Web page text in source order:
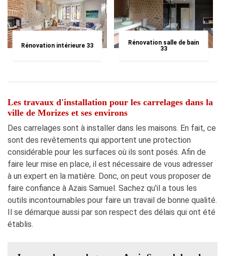
Rénovation intérieure 33
Rénovation salle de bain
33
Les travaux d'installation pour les carrelages dans la
ville de Morizes et ses environs
Des carrelages sont à installer dans les maisons. En fait, ce
sont des revêtements qui apportent une protection
considérable pour les surfaces où ils sont posés. Afin de
faire leur mise en place, il est nécessaire de vous adresser
à un expert en la matière. Donc, on peut vous proposer de
faire confiance à Azais Samuel. Sachez qu'il a tous les
outils incontournables pour faire un travail de bonne qualité.
Il se démarque aussi par son respect des délais qui ont été
établis.